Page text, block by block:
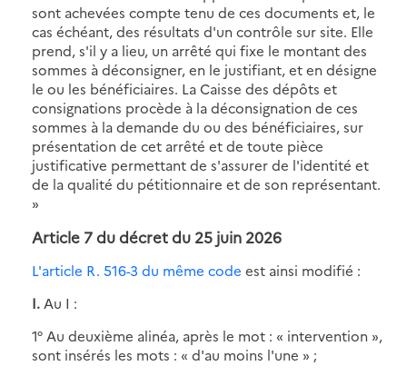
sont achevées compte tenu de ces documents et, le
cas échéant, des résultats d'un contrôle sur site. Elle
prend, s'il y a lieu, un arrêté qui fixe le montant des
sommes à déconsigner, en le justifiant, et en désigne
le ou les bénéficiaires. La Caisse des dépôts et
consignations procède à la déconsignation de ces
sommes à la demande du ou des bénéficiaires, sur
présentation de cet arrêté et de toute pièce
justificative permettant de s'assurer de l'identité et
de la qualité du pétitionnaire et de son représentant.
»
Article 7 du décret du 25 juin 2026
L'article R. 516-3 du même code est ainsi modifié :
I. Au I :
1° Au deuxième alinéa, après le mot : « intervention »,
sont insérés les mots : « d'au moins l'une » ;